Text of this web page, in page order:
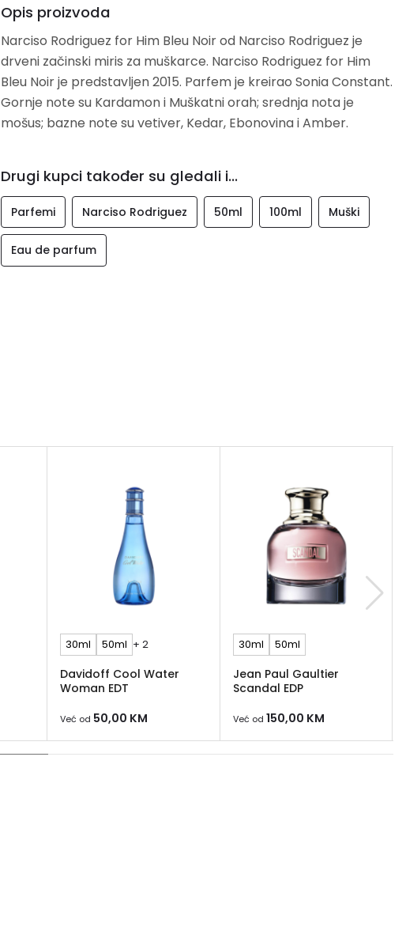
Opis proizvoda
Narciso Rodriguez for Him Bleu Noir od Narciso Rodriguez je
drveni začinski miris za muškarce. Narciso Rodriguez for Him
Bleu Noir je predstavljen 2015. Parfem je kreirao Sonia Constant.
Gornje note su Kardamon i Muškatni orah; srednja nota je
mošus; bazne note su vetiver, Kedar, Ebonovina i Amber.
Drugi kupci također su gledali i...
Parfemi Narciso Rodriguez 50ml 100ml Muški
Eau de parfum
30ml 50ml + 2
Davidoff Cool Water
Woman EDT
Već od 50,00 KM
30ml 50ml
Jean Paul Gaultier
Scandal EDP
Već od 150,00 KM